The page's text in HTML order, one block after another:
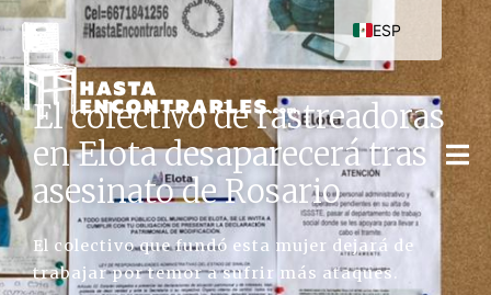
El colectivo de rastreadoras
en Elota desaparecerá tras
asesinato de Rosario
El colectivo que fundó esta mujer dejará de
trabajar por temor a sufrir más ataques.
ESP